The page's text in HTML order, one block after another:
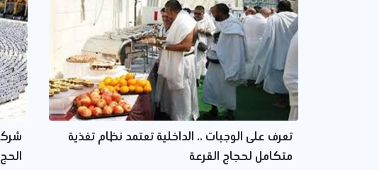
تعرف على الوجبات .. الداخلية تعتمد نظام تغذية
متكامل لحجاج القرعة
الحج